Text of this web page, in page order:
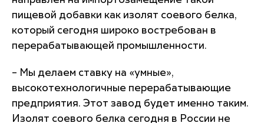
пищевой добавки как изолят соевого белка,
который сегодня широко востребован в
перерабатывающей промышленности.
– Мы делаем ставку на «умные»,
высокотехнологичные перерабатывающие
предприятия. Этот завод будет именно таким.
Изолят соевого белка сегодня в России не